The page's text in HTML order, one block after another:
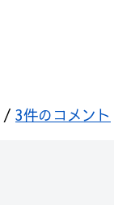
/ 3件のコメント